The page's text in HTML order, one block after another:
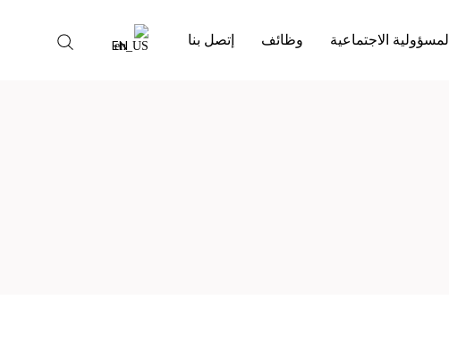
المسؤولية الاجتماعية وظائف إتصل بنا EN